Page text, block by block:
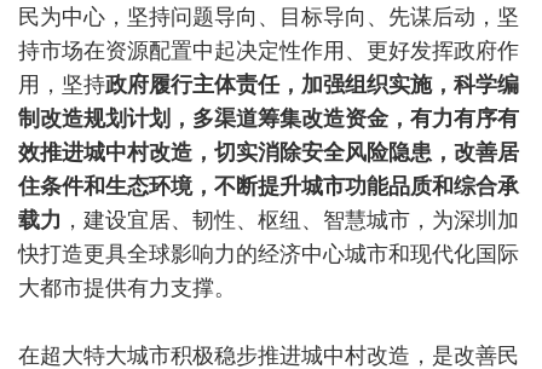
民为中心，坚持问题导向、目标导向、先谋后动，坚
持市场在资源配置中起决定性作用、更好发挥政府作
用，坚持政府履行主体责任，加强组织实施，科学编
制改造规划计划，多渠道筹集改造资金，有力有序有
效推进城中村改造，切实消除安全风险隐患，改善居
住条件和生态环境，不断提升城市功能品质和综合承
载力 ，建设宜居、韧性、枢纽、智慧城市，为深圳加
快打造更具全球影响力的经济中心城市和现代化国际
大都市提供有力支撑。
在超大特大城市积极稳步推进城中村改造，是改善民